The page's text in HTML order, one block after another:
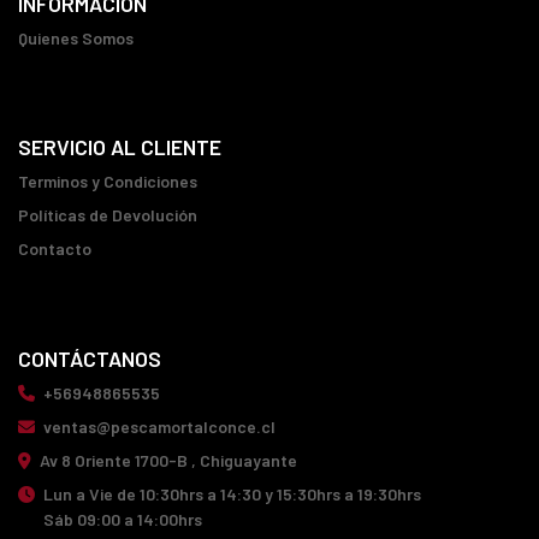
Quienes Somos
SERVICIO AL CLIENTE
Terminos y Condiciones
Políticas de Devolución
Contacto
CONTÁCTANOS
+56948865535
ventas@pescamortalconce.cl
Av 8 Oriente 1700-B , Chiguayante
Lun a Vie de 10:30hrs a 14:30 y 15:30hrs a 19:30hrs
Sáb 09:00 a 14:00hrs